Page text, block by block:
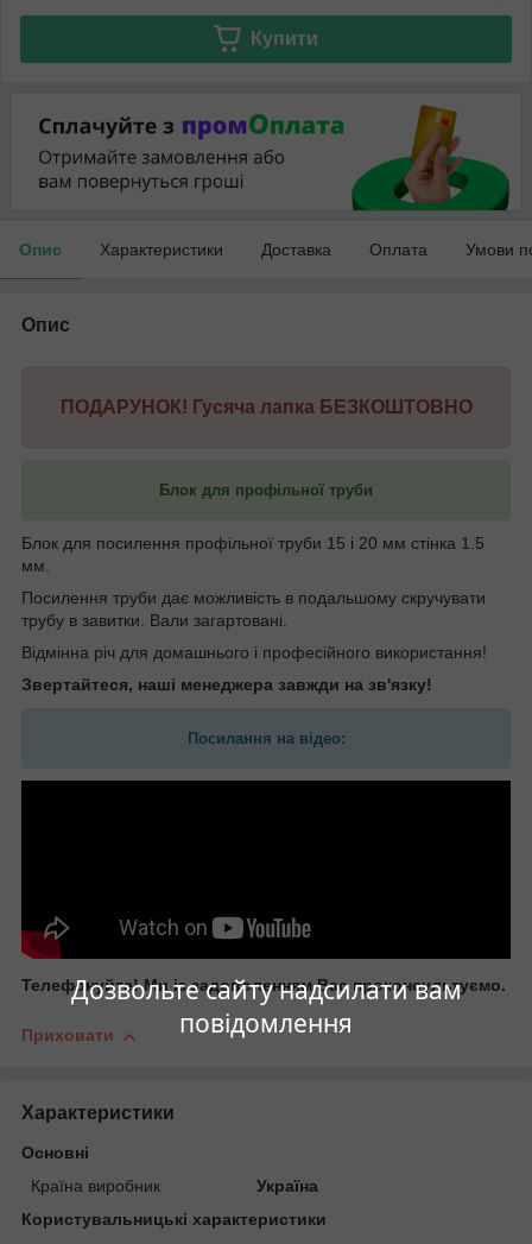
Дозвольте сайту надсилати вам
повідомлення
Купити
Опис Характеристики Доставка Оплата Умови
Опис
ПОДАРУНОК! Гусяча лапка БЕЗКОШТОВНО
Блок для профільної труби
Блок для посилення профільної труби 15 і 20 мм стінка 1.5
мм.
Посилення труби дає можливість в подальшому скручувати
трубу в завитки. Вали загартовані.
Відмінна річ для домашнього і професійного використання!
Звертайтеся, наші менеджера завжди на зв'язку!
Посилання на відео:
Телефонуйте! Ми із задоволенням Вас проконсультуємо.
Приховати
Характеристики
Основні
Країна виробник
Україна
Користувальницькі характеристики